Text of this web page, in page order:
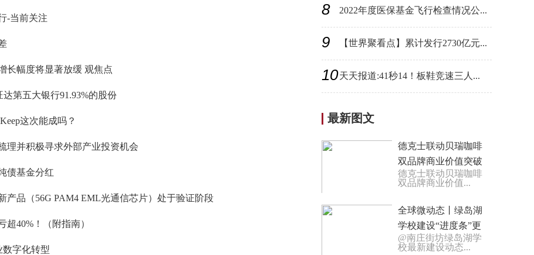
-当前关注
长幅度将显著放缓 观焦点
第五大银行91.93%的股份
这次能成吗？
理并积极寻求外部产业投资机会
债基金分红
产品（56G PAM4 EML光通信芯片）处于验证阶段
40%！（附指南）
数字化转型
8 2022年度医保基金飞行检查情况公...
9 【世界聚看点】累计发行2730亿元...
10天天报道:41秒14！板鞋竞速三人...
最新图文
德克士联动贝瑞咖啡
双品牌商业价值突破
新样本 天天资讯
德克士联动贝瑞咖啡
双品牌商业价值...
全球微动态丨绿岛湖
学校建设“进度条”更
新了
@南庄街坊绿岛湖学
校最新建设动态...